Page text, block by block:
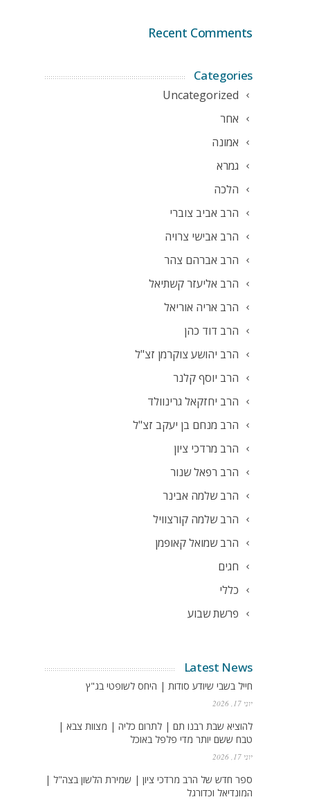
Recent Comments
Categories
Uncategorized
אחר
אמונה
גמרא
הלכה
הרב אביב צוברי
הרב אבישי צרויה
הרב אברהם צהר
הרב אליעזר קשתיאל
הרב אריה אוריאל
הרב דוד כהן
הרב יהושע צוקרמן זצ"ל
הרב יוסף קלנר
הרב יחזקאל גרינוולד
הרב מנחם בן יעקב זצ"ל
הרב מרדכי ציון
הרב רפאל שנור
הרב שלמה אבינר
הרב שלמה קורצוויל
הרב שמואל קאופמן
חגים
כללי
פרשת שבוע
Latest News
חייל בשבי שיודע סודות | היחס לשופטי בג"ץ
יוני 17, 2026
להוציא שבת רבנו תם | לתרום כליה | מצוות צבא |
טבח ששם יותר מדי פלפל באוכל
יוני 17, 2026
ספר חדש של הרב מרדכי ציון | שמירת הלשון בצה"ל |
המונדיאל וכדורגל